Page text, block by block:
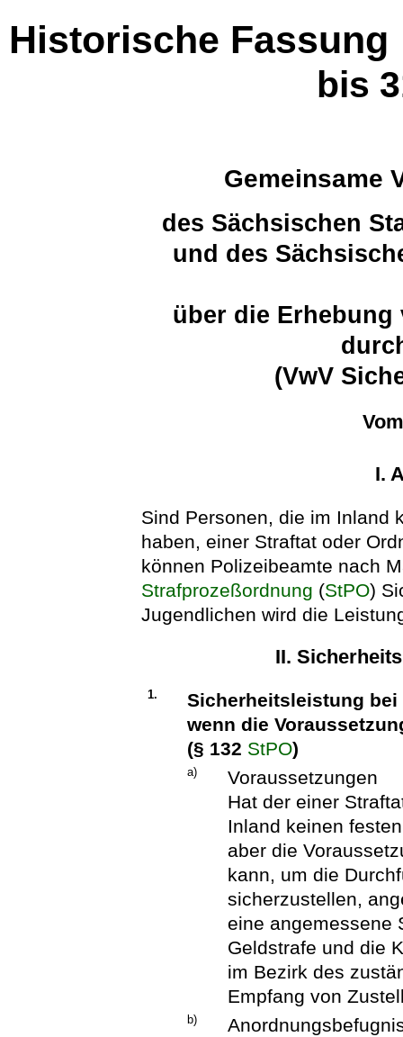
Historische Fassung
bis
Gemeinsame
des Sächsischen
und des
über die
(VwV
I.
Sind Personen, die im Inland
haben, einer Straftat oder
können Polizeibeamte nach
Strafprozeßordnung (StPO)
Jugendlichen wird die
II.
1.
Sicherheitsleistung
wenn die
(§ 132 StPO)
a)
Voraussetzungen
Hat der einer
Inland keinen
aber die
kann, um die
sicherzustellen,
eine angemessene
Geldstrafe und die
im Bezirk des
Empfang von
b)